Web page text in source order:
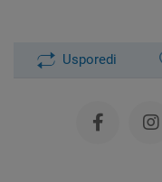
Usporedi